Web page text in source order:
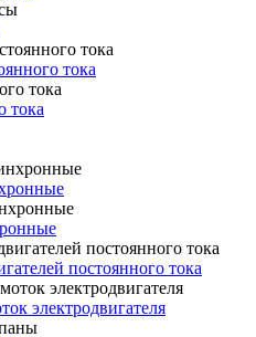
тока
тока
постоянного тока
электродвигателя